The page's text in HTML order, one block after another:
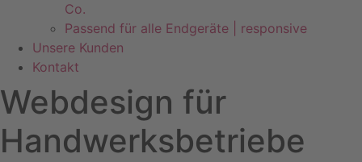
Co.
Passend für alle Endgeräte | responsive
Unsere Kunden
Kontakt
Webdesign für
Handwerksbetriebe